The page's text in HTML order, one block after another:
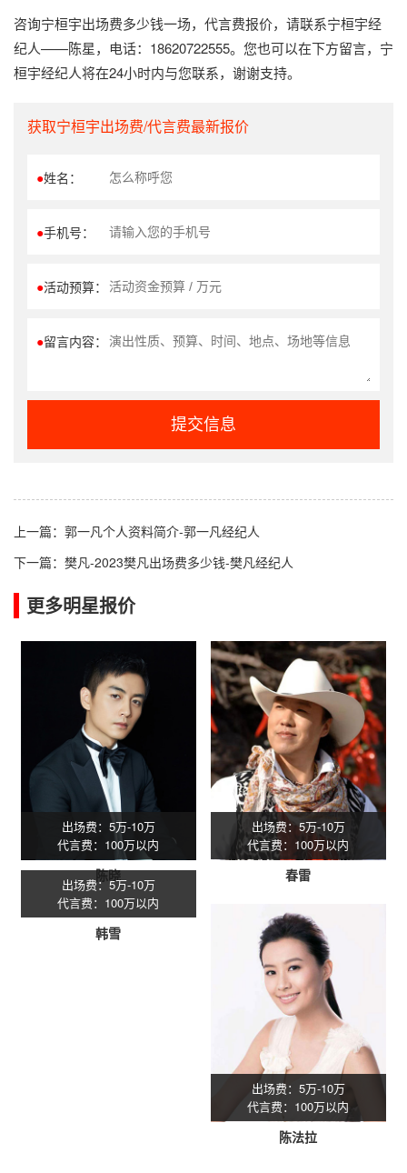
咨询宁桓宇出场费多少钱一场，代言费报价，请联系宁桓宇经
纪人——陈星，电话：18620722555。您也可以在下方留言，宁
桓宇经纪人将在24小时内与您联系，谢谢支持。
获取宁桓宇出场费/代言费最新报价
●姓名：
●手机号：
●活动预算：
●留言内容：
提交信息
上一篇： 郭一凡个人资料简介-郭一凡经纪人
下一篇： 樊凡-2023樊凡出场费多少钱-樊凡经纪人
更多明星报价
出场费：5万-10万
代言费：100万以内
陈晓
出场费：5万-10万
代言费：100万以内
春雷
出场费：5万-10万
代言费：100万以内
陈法拉